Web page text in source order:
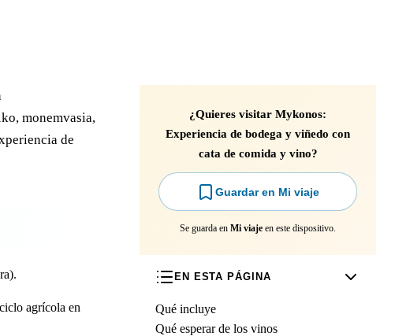
monemvasia,
de
agrícola en
¿Quieres visitar Mykonos:
Experiencia de bodega y viñedo con
cata de comida y vino?
Guardar en Mi viaje
Se guarda en Mi viaje en este dispositivo.
EN ESTA PÁGINA
Qué incluye
Qué esperar de los vinos